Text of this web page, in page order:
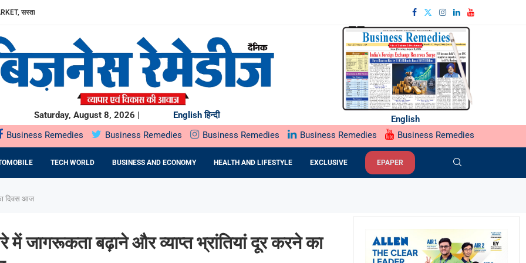
में उत्पादन...
BNP...
16TH BRICS TRADE MINISTERS’...
PRATIBHA AGARWAL ON...
के...
Saturday, August 8, 2026 | English हिन्दी
English
Business Remedies Business Remedies Business Remedies Business Remedies Business Remedies
TECH WORLD BUSINESS AND ECONOMY HEALTH AND LIFESTYLE EXCLUSIVE EPAPER
दिवस आज
में जागरूकता बढ़ाने और व्याप्त भ्रांतियां दूर करने का